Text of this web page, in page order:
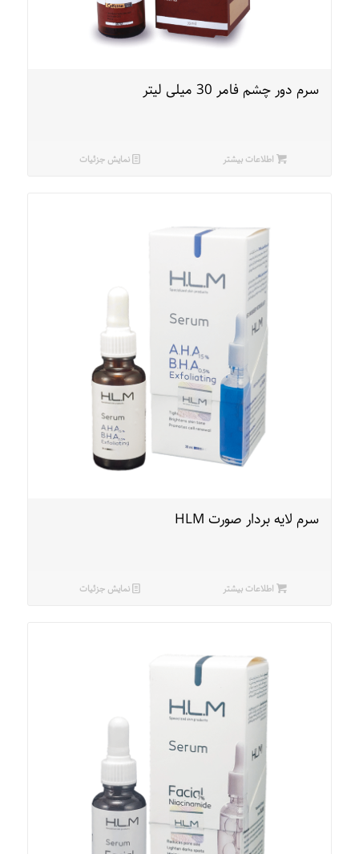
سرم دور چشم فامر 30 میلی لیتر
اطلاعات بیشتر نمایش جزئیات
سرم لایه بردار صورت HLM
اطلاعات بیشتر نمایش جزئیات